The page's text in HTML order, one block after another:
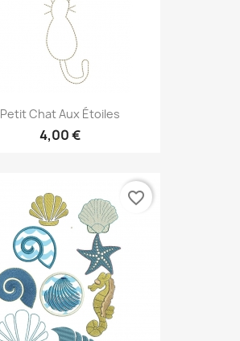
Petit Chat Aux Étoiles
4,00 €
favorite_border